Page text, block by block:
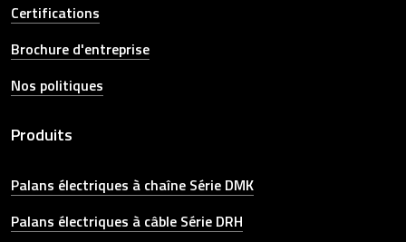
Certifications
Brochure d'entreprise
Nos politiques
Produits
Palans électriques à chaîne Série DMK
Palans électriques à câble Série DRH